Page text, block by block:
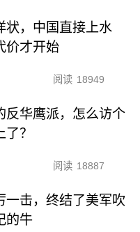
状，中国直接上水
价才开始
阅读 18949
反华鹰派，怎么访个
？
阅读 18887
一击，终结了美军吹
的牛